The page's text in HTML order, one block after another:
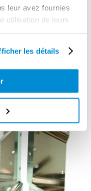
leur avez fournies
utilisation de leurs
les détails
VOUS